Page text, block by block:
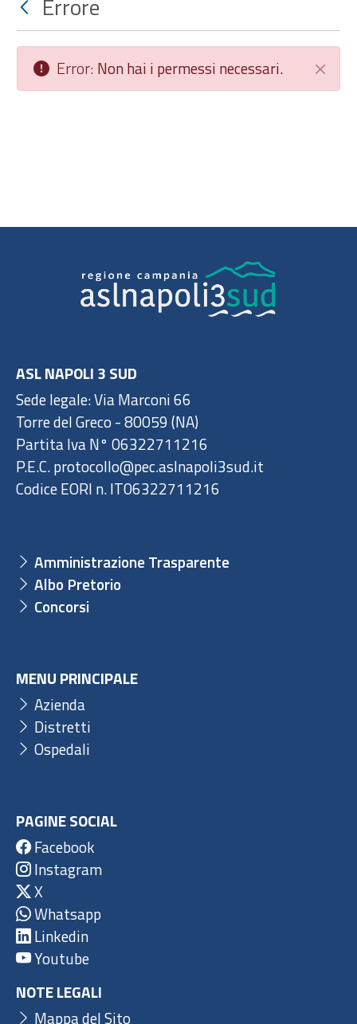
Chiudi
Error: Non hai i permessi necessari.
ASL NAPOLI 3 SUD
Sede legale: Via Marconi 66
Torre del Greco - 80059 (NA)
Partita Iva N° 06322711216
P.E.C. protocollo@pec.aslnapoli3sud.it
Codice EORI n. IT06322711216
Amministrazione Trasparente
Albo Pretorio
Concorsi
MENU PRINCIPALE
Azienda
Distretti
Ospedali
PAGINE SOCIAL
Facebook
Instagram
X
Whatsapp
Linkedin
Youtube
NOTE LEGALI
Mappa del Sito